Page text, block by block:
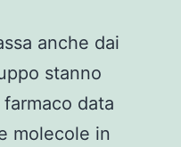
anche dai
stanno
data
molecole in